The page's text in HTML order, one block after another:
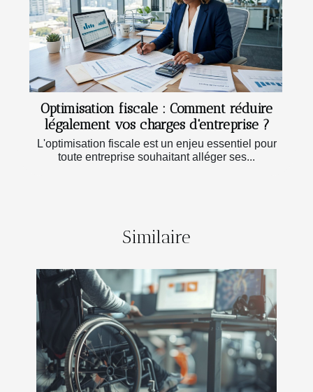
Optimisation fiscale : Comment réduire
légalement vos charges d'entreprise ?
L'optimisation fiscale est un enjeu essentiel pour
toute entreprise souhaitant alléger ses...
Similaire